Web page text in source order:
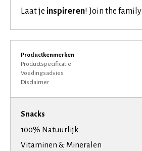
Laat je inspireren! Join the family
Productkenmerken
Productspecificatie
Voedingsadvies
Disclaimer
Snacks
100% Natuurlijk
Vitaminen & Mineralen